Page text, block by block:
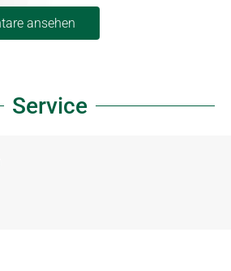
ansehen
Service